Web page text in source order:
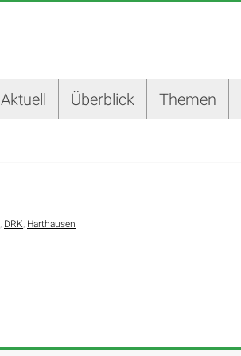
Aktuell Überblick Themen
, DRK, Harthausen